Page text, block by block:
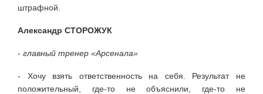
штрафной.
Александр СТОРОЖУК
- главный тренер «Арсенала»
- Хочу взять ответственность на себя. Результат не
положительный, где-то не объяснили, где-то не